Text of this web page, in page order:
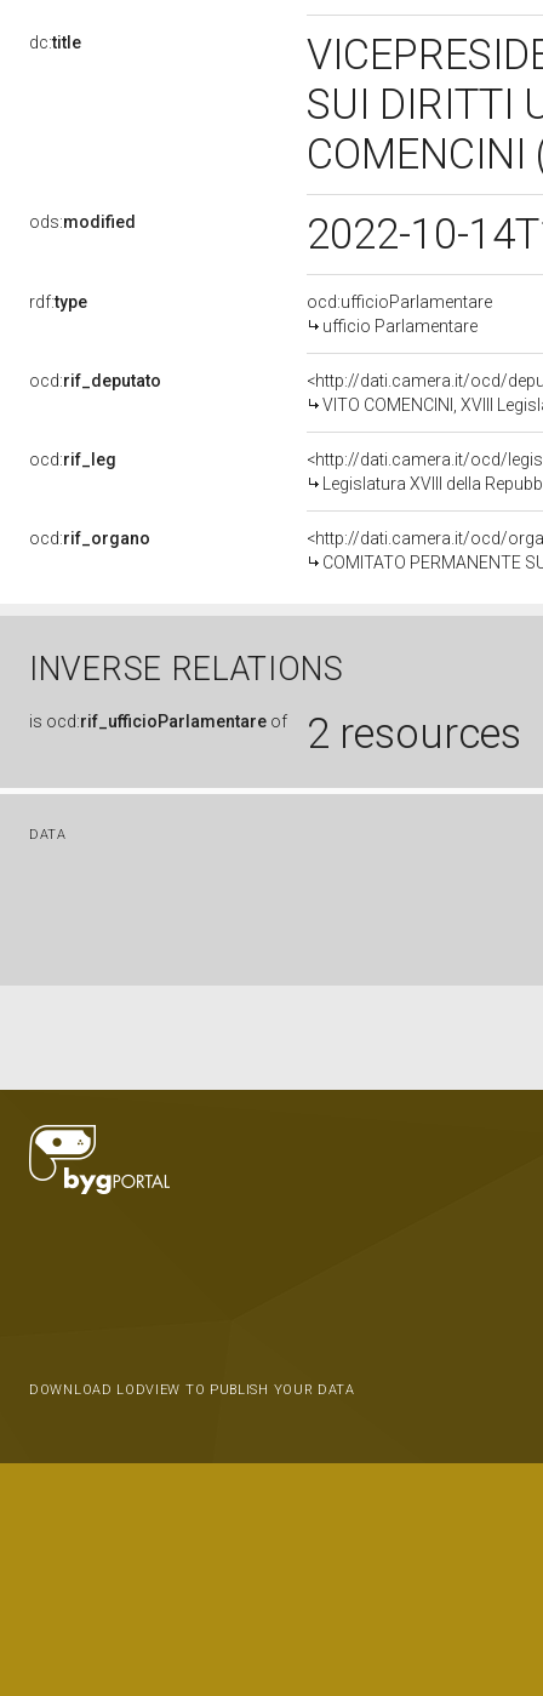
dc:title
SUI DIRITTI
ods:modified 2022-10-
rdf:type
ocd:ufficioParlamentare
ufficio Parlamentare
ocd:rif_deputato
<http://dati.camera.it/ocd/
VITO COMENCINI, XVIII
ocd:rif_leg
<http://dati.camera.it/ocd/
Legislatura XVIII della
ocd:rif_organo
<http://dati.camera.it/ocd/
COMITATO PERMANENTE
INVERSE RELATIONS
is ocd:rif_ufficioParlamentare of 2 resources
DATA
DOWNLOAD LODVIEW TO PUBLISH YOUR DATA